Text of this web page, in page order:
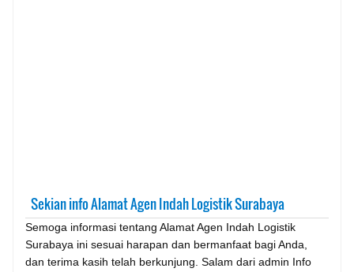
Sekian info Alamat Agen Indah Logistik Surabaya
Semoga informasi tentang Alamat Agen Indah Logistik
Surabaya ini sesuai harapan dan bermanfaat bagi Anda,
dan terima kasih telah berkunjung. Salam dari admin Info